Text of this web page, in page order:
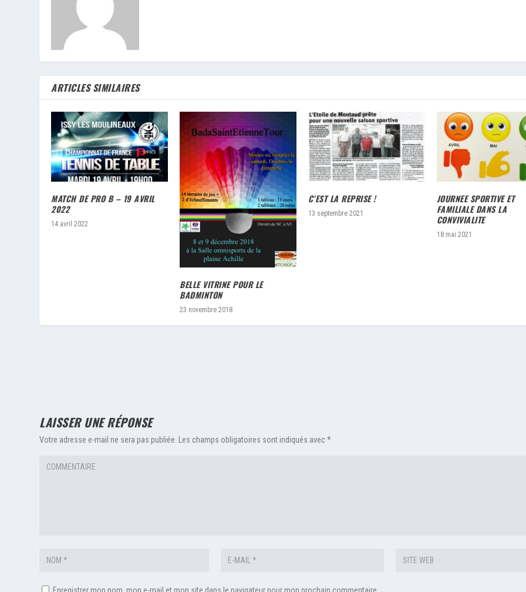
ARTICLES SIMILAIRES
MATCH DE PRO B – 19 AVRIL
2022
14 avril 2022
BELLE VITRINE POUR LE
BADMINTON
23 novembre 2018
C’EST LA REPRISE !
13 septembre 2021
JOURNEE SPORTIVE ET
FAMILIALE DANS LA
CONVIVIALITE
18 mai 2021
LAISSER UNE RÉPONSE
Votre adresse e-mail ne sera pas publiée. Les champs obligatoires sont indiqués avec*
Enregistrer mon nom, mon e-mail et mon site dans le navigateur pour mon prochain commentaire.